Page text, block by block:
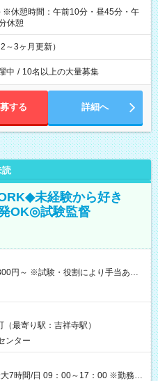
休憩時間：午前10分・昼45分・午
休憩
3ヶ月更新）
中 / 10名以上の大量募集
する 詳細へ
読
未経験から好き
OK◎試験監督
【即給（前払い）オプションあ
務から1週間ほどで給与の一部を受け
～17:30（休憩1時間） 時給1,300円
通費 ※当日の役割により時給＋100
～13:30（休憩なし） 時給1,300
日収8,400円＋交通費 【試用期
最寄り駅：吉祥寺駅）
ンター
7時間/日 09：00～17：00 ※勤務時